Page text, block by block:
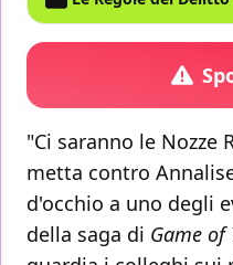
"Ci saranno le Nozze
metta contro
d'occhio a uno degli
della saga di Game of